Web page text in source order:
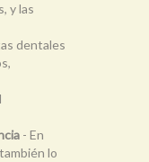
y las
dentales
- En
lo